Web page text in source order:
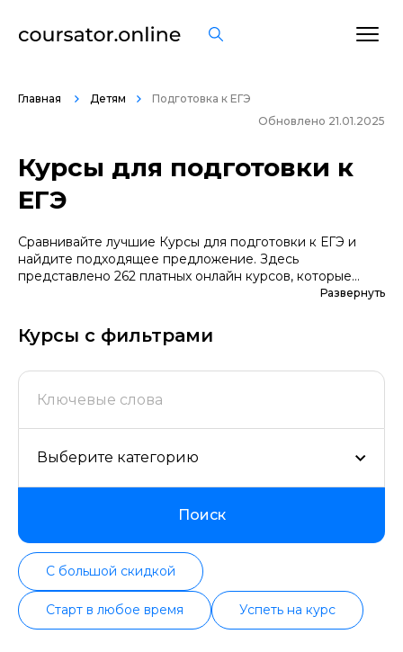
Главная Детям
Подготовка к ЕГЭ
Обновлено 21.01.2025
Курсы для подготовки к
ЕГЭ
Сравнивайте лучшие Курсы для подготовки к ЕГЭ и
найдите подходящее предложение. Здесь
представлено 262 платных онлайн курсов, которые
помогут вам стать грамотными специалистами. А если
попробуйте бесплатные варианты. Большой выбор
обучающих программ по цене, продолжительности,
поддерживаем информацию о всех курсах
проверенных школ в актуальном состоянии.
Развернуть
Курсы с фильтрами
Выберите категорию
Поиск
С большой скидкой
Старт в любое время Успеть на курс